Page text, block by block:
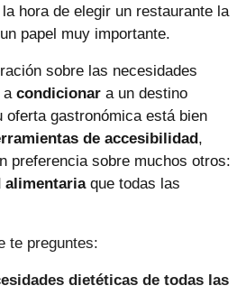
hora de elegir un restaurante la
papel muy importante.
sobre las necesidades
a condicionar a un destino
gastronómica está bien
de accesibilidad,
preferencia sobre muchos otros:
alimentariaque todas las
te preguntes:
dietéticas de todas las